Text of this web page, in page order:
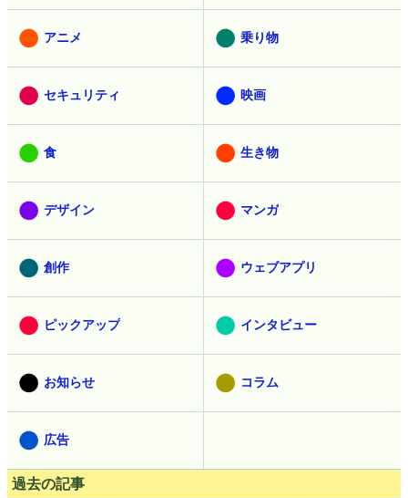
アニメ 乗り物
セキュリティ 映画
食 生き物
デザイン マンガ
創作 ウェブアプリ
ピックアップ インタビュー
お知らせ コラム
広告
過去の記事